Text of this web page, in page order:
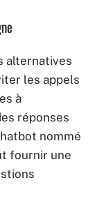
alternatives
les appels
à
réponses
nommé
fournir une